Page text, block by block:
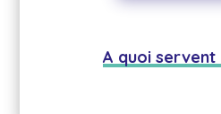
A quoi servent